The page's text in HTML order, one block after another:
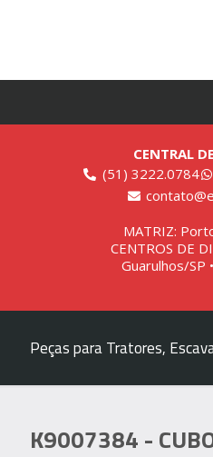
CENTRAL
(51) 3222.0784
MATRIZ:
CENTROS DE
Guarulhos/SP
Peças para Tratores,
K9007384 -